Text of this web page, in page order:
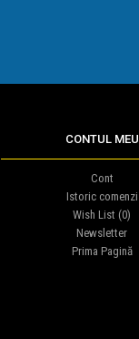
CONTUL MEU
Cont
Istoric comenzi
Wish List (0)
Newsletter
Prima Pagină